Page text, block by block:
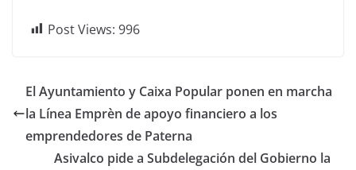
Post Views: 996
El Ayuntamiento y Caixa Popular ponen en marcha
la Línea Emprèn de apoyo financiero a los
emprendedores de Paterna
Asivalco pide a Subdelegación del Gobierno la